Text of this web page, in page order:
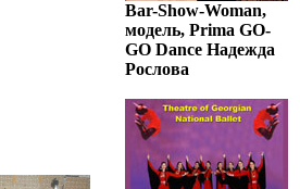
Bar-Show-Woman,
модель, Prima GO-
GO Dance Надежда
Рослова